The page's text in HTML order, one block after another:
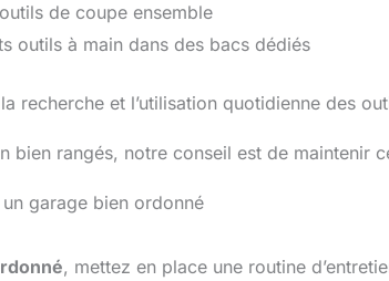
de coupe ensemble
outils à main dans des bacs dédiés
recherche et l’utilisation quotidienne des
bien rangés, notre conseil est de maintenir
garage bien ordonné
, mettez en place une routine